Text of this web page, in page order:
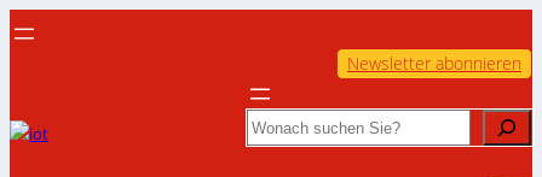
Newsletter abonnieren
Search